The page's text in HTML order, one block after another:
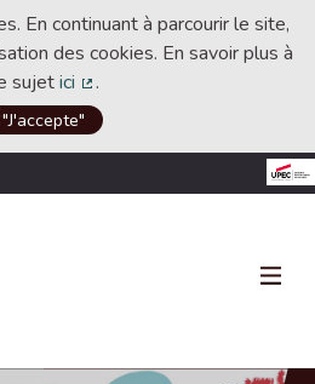
En continuant à parcourir le site,
des cookies. En savoir plus à
sujetici
(Lien externe)
.
"J'accepte"